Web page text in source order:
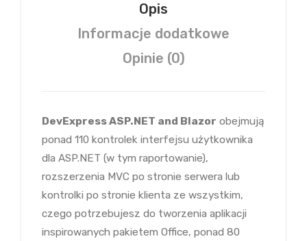
Opis
Informacje dodatkowe
Opinie (0)
DevExpress ASP.NET and Blazor obejmują
ponad 110 kontrolek interfejsu użytkownika
dla ASP.NET (w tym raportowanie),
rozszerzenia MVC po stronie serwera lub
kontrolki po stronie klienta ze wszystkim,
czego potrzebujesz do tworzenia aplikacji
inspirowanych pakietem Office, ponad 80